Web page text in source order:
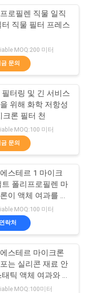
방
92
메쉬
44
로필렌 직물 일직
터 직물 필터 프레스
MOQ:200 미터
문의
필터링 및 긴 서비스
위해 화학 저항성
크론 필터 천
MOQ:100 미터
문의
스테르 1 마이크
트 폴리프로필렌 마
이 액체 여과를 더
찾았습니다
MOQ:100 미터
연락처
스테르 마이크론
는 실리콘 재료 안
틱 액체 여과와 교
합니다MOQ:100미터